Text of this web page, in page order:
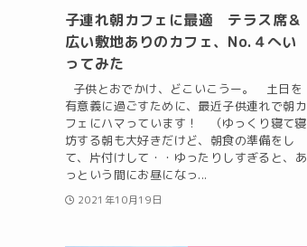
子連れ朝カフェに最適 テラス席＆
広い敷地ありのカフェ、No.４へい
ってみた
子供とおでかけ、どこいこうー。 土日を
有意義に過ごすために、最近子供連れで朝カ
フェにハマっています！ （ゆっくり寝て寝
坊する朝も大好きだけど、朝食の準備をし
て、片付けして・・ゆったりしすぎると、あ
っという間にお昼になっ...
2021年10月19日